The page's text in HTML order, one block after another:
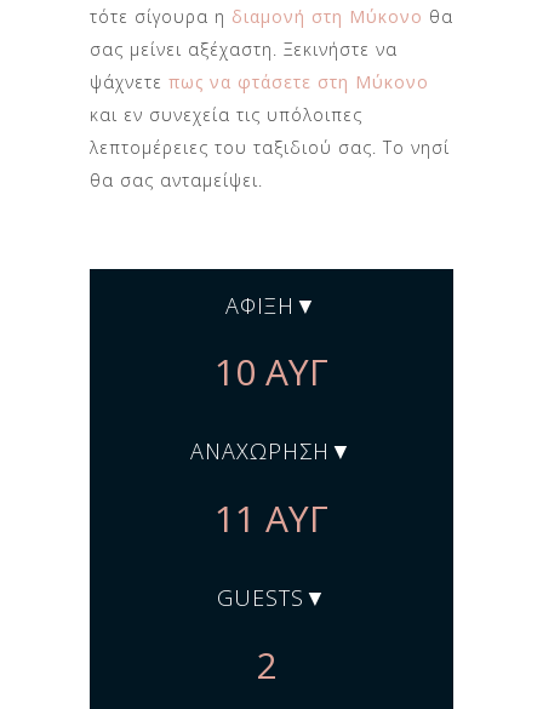
τότε σίγουρα η διαμονή στη Μύκονο θα
σας μείνει αξέχαστη. Ξεκινήστε να
ψάχνετε πως να φτάσετε στη Μύκονο
και εν συνεχεία τις υπόλοιπες
λεπτομέρειες του ταξιδιού σας. Το νησί
θα σας ανταμείψει.
ΆΦΙΞΗ
ΑΝΑΧΏΡΗΣΗ
GUESTS